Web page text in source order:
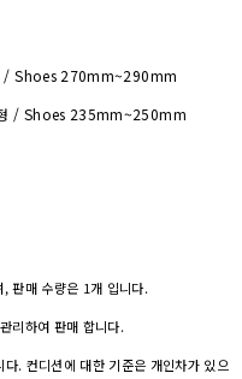
/ Shoes 270mm~290mm
/ Shoes 235mm~250mm
판매 수량은 1개 입니다.
리하여 판매 합니다.
. 컨디션에 대한 기준은 개인차가 있으